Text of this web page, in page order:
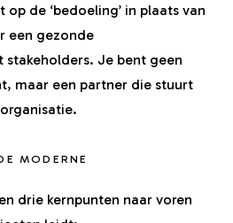
de ‘bedoeling’ in plaats van
een gezonde
Je bent geen
maar een partner die stuurt
MODERNE
drie kernpunten naar voren